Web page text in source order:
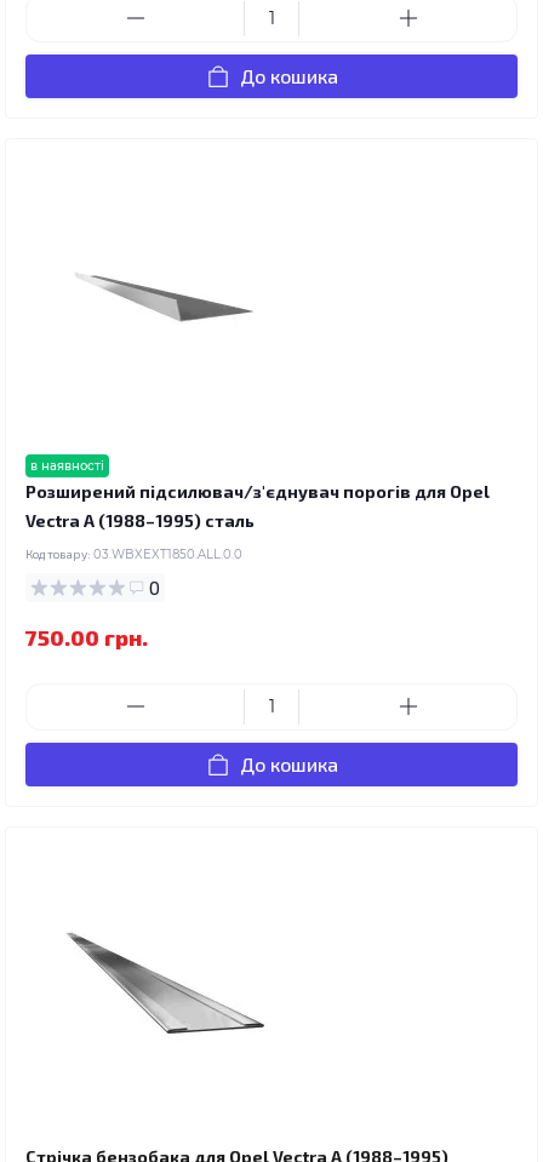
До кошика
в наявності
Розширений підсилювач/з'єднувач порогів для Opel
Vectra A (1988–1995) сталь
Код товару: 03.WBXEXT1850.ALL.0.0
0
750.00 грн.
До кошика
Стрічка бензобака для Opel Vectra A (1988–1995)